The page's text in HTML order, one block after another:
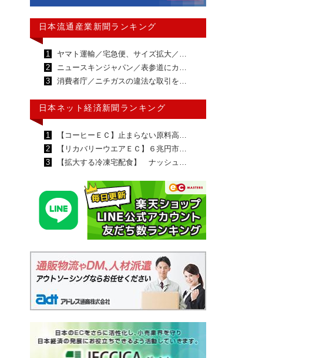
日本流通産業新聞ランキング
1
ヤマト運輸／宅急便、サイズ拡大／…
2
ニュースキンジャパン／表参道にカ…
3
消費者庁／ニチガスの違法な取引を…
日本ネット経済新聞ランキング
1
【コーヒーＥＣ】止まらない原料高…
2
【リカバリーウエアＥＣ】６兆円市…
3
【拡大する冷凍宅配食】 ナッシュ…